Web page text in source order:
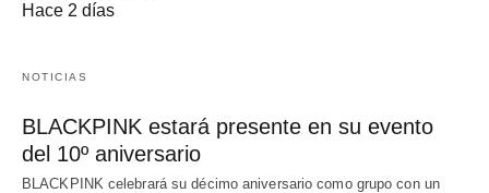
Hace 2 días
NOTICIAS
BLACKPINK estará presente en su evento
del 10º aniversario
BLACKPINK celebrará su décimo aniversario como grupo con un